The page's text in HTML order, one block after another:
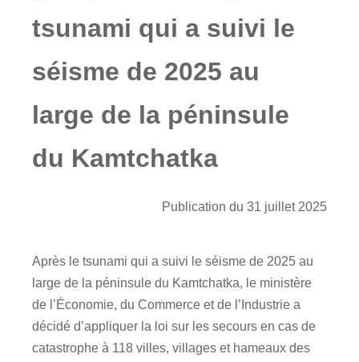
tsunami qui a suivi le
séisme de 2025 au
large de la péninsule
du Kamtchatka
Publication du 31 juillet 2025
Après le tsunami qui a suivi le séisme de 2025 au
large de la péninsule du Kamtchatka, le ministère
de l’Économie, du Commerce et de l’Industrie a
décidé d’appliquer la loi sur les secours en cas de
catastrophe à 118 villes, villages et hameaux des